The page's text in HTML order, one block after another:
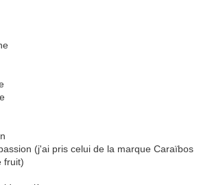
(j'ai pris celui de la marque Caraïbos
fruit)